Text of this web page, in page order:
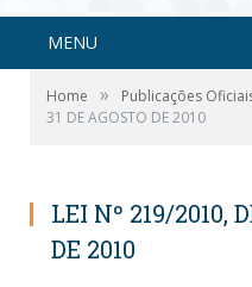
MENU
Home » Publicações
31 DE AGOSTO DE 2010
LEI Nº 219/2010,
DE 2010